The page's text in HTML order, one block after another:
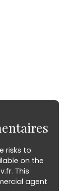
risks to
on the
This
agent